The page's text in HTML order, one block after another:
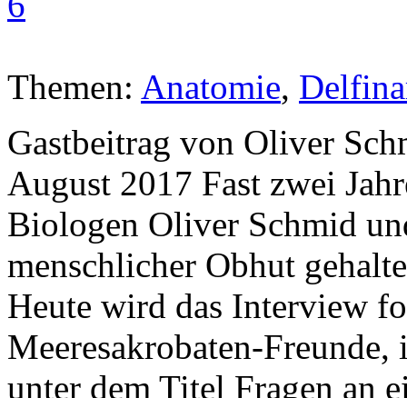
Themen: Anatomie,
Gastbeitrag von Oliver
August 2017 Fast zwei
Biologen Oliver Schmid
menschlicher Obhut
Heute wird das Interview
Meeresakrobaten-
unter dem Titel Fragen an